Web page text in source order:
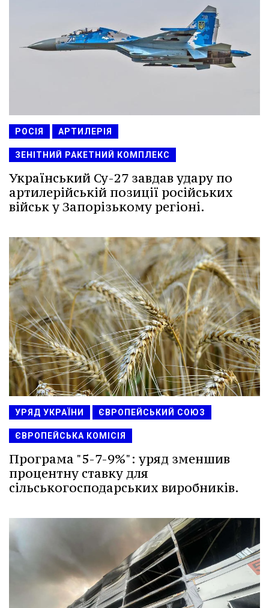
РОСІЯ АРТИЛЕРІЯ
ЗЕНІТНИЙ РАКЕТНИЙ КОМПЛЕКС
Український Су-27 завдав удару по
артилерійській позиції російських
військ у Запорізькому регіоні.
УРЯД УКРАЇНИ ЄВРОПЕЙСЬКИЙ СОЮЗ
ЄВРОПЕЙСЬКА КОМІСІЯ
Програма "5-7-9%": уряд зменшив
процентну ставку для
сільськогосподарських виробників.